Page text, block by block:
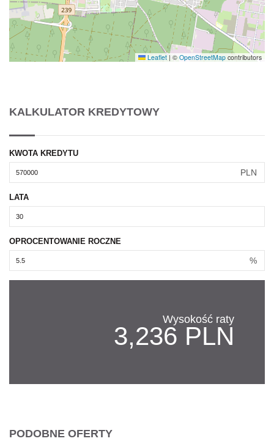
Leaflet | © OpenStreetMap contributors
KALKULATOR KREDYTOWY
KWOTA KREDYTU
PLN
LATA
OPROCENTOWANIE ROCZNE
%
Wysokość raty
3,236 PLN
PODOBNE OFERTY